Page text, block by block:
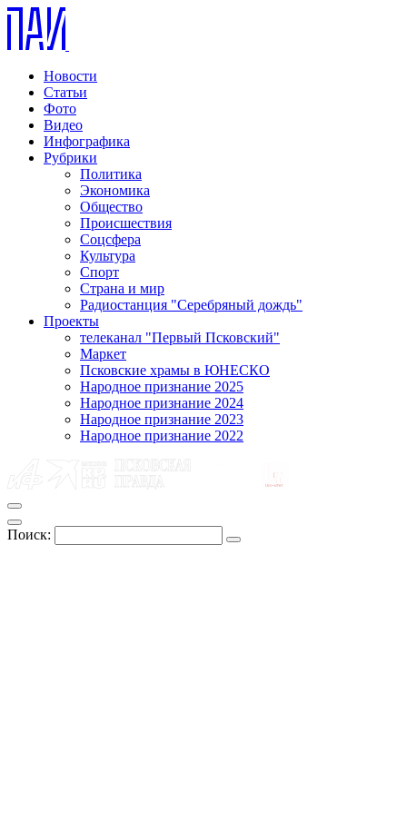
Новости
Статьи
Фото
Видео
Инфографика
Рубрики
Политика
Экономика
Общество
Происшествия
Соцсфера
Культура
Спорт
Страна и мир
Радиостанция "Серебряный дождь"
Проекты
телеканал "Первый Псковский"
Маркет
Псковские храмы в ЮНЕСКО
Народное признание 2025
Народное признание 2024
Народное признание 2023
Народное признание 2022
Поиск: